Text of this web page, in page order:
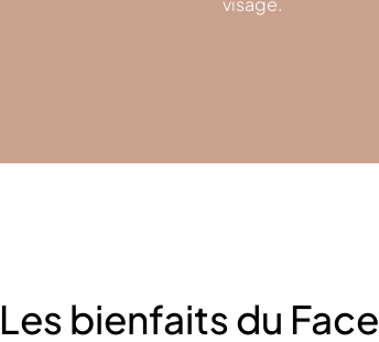
Les bienfaits du